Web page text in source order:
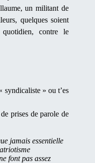
un militant de
quelques soient
contre le
syndicaliste » ou t’es
prises de parole de
jamais essentielle
font pas assez